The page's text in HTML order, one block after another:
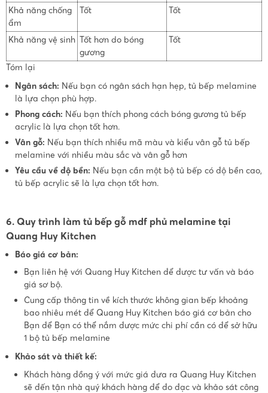
Khả năng chống
ẩm
Tốt Tốt
Khả năng vệ sinh Tốt hơn do bóng
gương
Tốt
Tóm lại
Ngân sách: Nếu bạn có ngân sách hạn hẹp, tủ bếp melamine
là lựa chọn phù hợp.
Phong cách: Nếu bạn thích phong cách bóng gương tủ bếp
acrylic là lựa chọn tốt hơn.
Vân gỗ: Nếu bạn thích nhiều mã màu và kiểu vân gỗ tủ bếp
melamine với nhiều màu sắc và vân gỗ hơn
Yêu cầu về độ bền: Nếu bạn cần một bộ tủ bếp có độ bền cao,
tủ bếp acrylic sẽ là lựa chọn tốt hơn.
6. Quy trình làm tủ bếp gỗ mdf phủ melamine tại
Quang Huy Kitchen
Báo giá cơ bản:
Bạn liên hệ với Quang Huy Kitchen để được tư vấn và báo
giá sơ bộ.
Cung cấp thông tin về kích thước không gian bếp khoảng
bao nhiêu mét để Quang Huy Kitchen báo giá cơ bản cho
Bạn để Bạn có thể nắm được mức chi phí cần có để sở hữu
1 bộ tủ bếp melamine
Khảo sát và thiết kế:
Khách hàng đồng ý với mức giá đưa ra Quang Huy Kitchen
sẽ đến tận nhà quý khách hàng để đo đạc và khảo sát công